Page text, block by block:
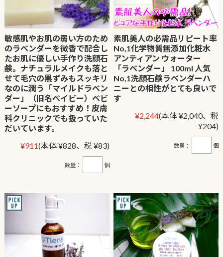
敏感肌やお肌の弱い方のため
のラベンダーを微香で配合し
たお肌に優しい手作り洗顔石
鹸。ナチュラルメイクも落と
せて毛穴の黒ずみもスッキリ
なのに潤う「マイルドラベン
ダー」（旧名ベイビー）ベビ
ーソープにもおすすめ！皮膚
科クリニックでも扱っていた
だいています。
¥911(本体 ¥828、税 ¥83)
数量： 個
素肌美人の必需品リピート率
No,1化学物質無添加化粧水
アンティアン ウォーター
「ラベンダー」 100ml 人気
No,1洗顔石鹸ラベンダーハ
ニーとの相性がとても良いで
す
¥2,244(本体 ¥2,040、税
¥204)
数量： 個